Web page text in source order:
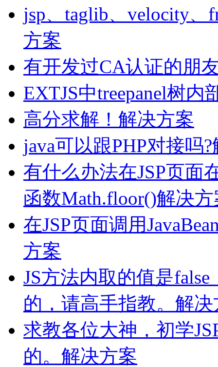
jsp、taglib、velocity、
方案
有开发过CA认证的朋
EXTJS中treepanel树
高分求解！解决方案
java可以跟PHP对接吗
有什么办法在JSP页面
函数Math.floor()解决
在JSP页面调用
方案
JS方法内取的值是
的，请高手指教。解决
求教各位大神，初学
的。解决方案